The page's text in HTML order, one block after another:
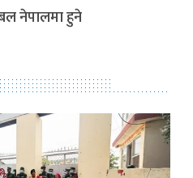
नेपालमा हुने